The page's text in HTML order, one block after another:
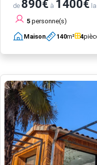
de 890€ à 1400€
5 personne(s)
Maison 140m² 4